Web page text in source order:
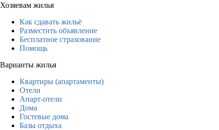
Хозяевам жилья
Как сдавать жильё
Разместить объявление
Бесплатное страхование
Помощь
Варианты жилья
Квартиры (апартаменты)
Отели
Апарт-отели
Дома
Гостевые дома
Базы отдыха